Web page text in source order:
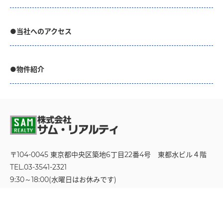
●当社へのアクセス
●物件紹介
〒104-0045 東京都中央区築地6丁目22番4号 東都水ビル４階
TEL.03-3541-2321
9:30～18:00(水曜日はお休みです)